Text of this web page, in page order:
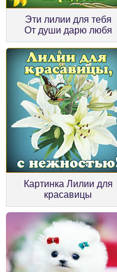
Эти лилии для тебя
От души дарю любя
Картинка Лилии для
красавицы